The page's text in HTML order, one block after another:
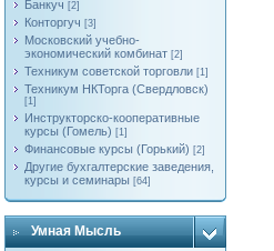
Банкуч [2]
Конторгуч [3]
Московский учебно-
экономический комбинат [2]
Техникум советской торговли [1]
Техникум НКТорга (Свердловск)
[1]
Инструкторско-кооперативные
курсы (Гомель) [1]
Финансовые курсы (Горький) [2]
Другие бухгалтерские заведения,
курсы и семинары [64]
Умная Мысль